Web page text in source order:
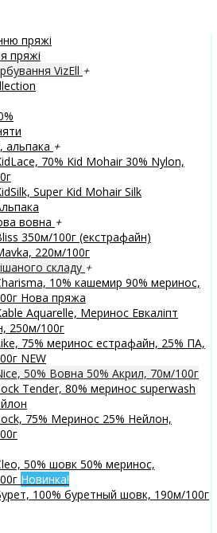
пряжі
пряжі
VizEll +
альпака +
70% Kid Mohair 30% Nylon,
Super Kid Mohair Silk
вовна +
350м/100г (екстрафайн)
220м/100г
складу +
10% кашемир 90% меринос,
Нова пряжа
Aquarelle, Меринос Евкаліпт
250м/100г
75% меринос естрафайн, 25% ПА,
NEW
50% Вовна 50% Акрил, 70м/100г
Tender, 80% меринос superwash
75% Меринос 25% Нейлон,
50% шовк 50% меринос,
Новинка!
100% буретный шовк, 190м/100г